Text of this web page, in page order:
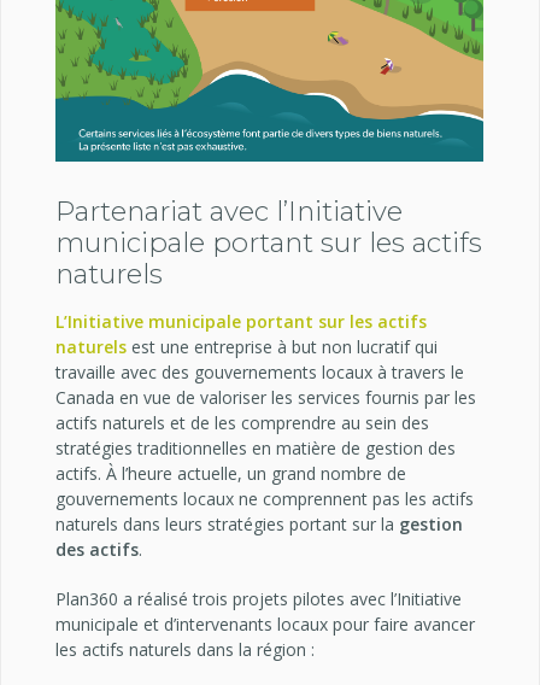
Partenariat avec l’Initiative
municipale portant sur les actifs
naturels
L’Initiative municipale portant sur les actifs
naturels est une entreprise à but non lucratif qui
travaille avec des gouvernements locaux à travers le
Canada en vue de valoriser les services fournis par les
actifs naturels et de les comprendre au sein des
stratégies traditionnelles en matière de gestion des
actifs. À l’heure actuelle, un grand nombre de
gouvernements locaux ne comprennent pas les actifs
naturels dans leurs stratégies portant sur la gestion
des actifs.
Plan360 a réalisé trois projets pilotes avec l’Initiative
municipale et d’intervenants locaux pour faire avancer
les actifs naturels dans la région :